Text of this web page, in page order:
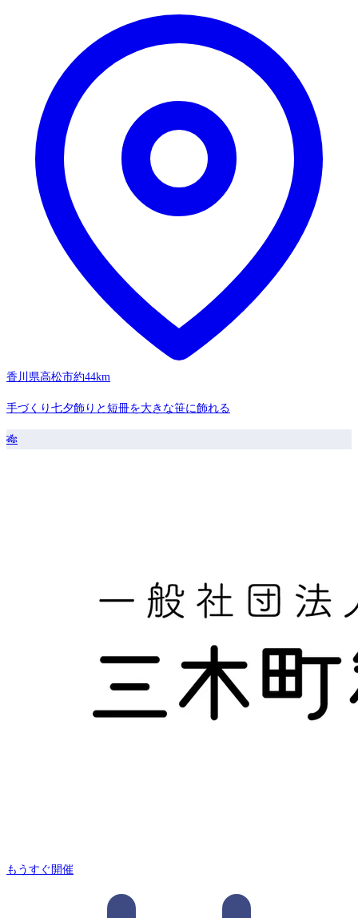
香川県高松市約44km
手づくり七夕飾りと短冊を大きな笹に飾れる
🎋
もうすぐ開催